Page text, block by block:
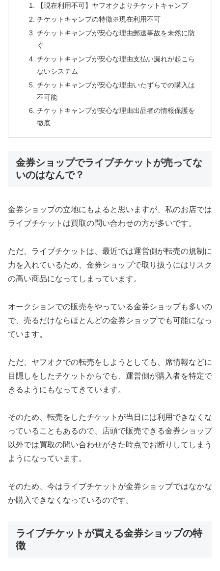
【現在利用不可】ヤフオクよりチケットキャンプ
チケットキャンプの特徴※現在利用不可
チケットキャンプが安心な理由郵送事故を未然に防
ぐ
チケットキャンプが安心な理由支払い漏れが起こら
ないシステム
チケットキャンプが安心な理由いたずらでの購入は
不可能
チケットキャンプが安心な理由出品者の情報保護を
徹底
金券ショップでライブチケットが売ってな
いのはなんで？
金券ショップの立地にもよると思いますが、私のお店では
ライブチケットは買取の問い合わせの方が多いです。
ただ、ライブチケットは、最近では運営側が転売の規制に
力を入れているため、金券ショップで取り扱うにはリスク
の高い商品になってしまっています。
オークションでの販売をやっている金券ショップも多いの
で、売るだけならほとんどの金券ショップでも可能になっ
ています。
ただ、ヤフオクでの転売をしようとしても、席情報などに
目隠しをしたチケットからでも、運営側が購入者を特定で
きるようにもなってきています。
そのため、転売をしたチケットが当日には利用できなくな
っていることもあるので、店頭で販売できる金券ショップ
以外では買取の問い合わせがきた時点でお断りしてしまう
ようになっています。
そのため、今はライブチケットが金券ショップではなかな
か購入できなくなっているのです。
ライブチケットが買える金券ショップの特
徴